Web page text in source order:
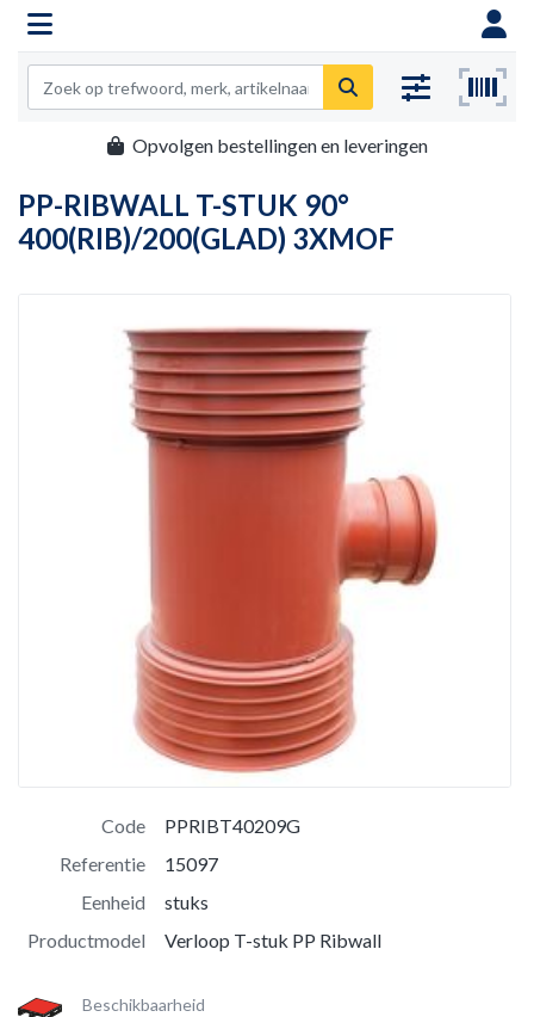
Opvolgen bestellingen en leveringen
PP-RIBWALL T-STUK 90°
400(RIB)/200(GLAD) 3XMOF
Code
PPRIBT40209G
Referentie
15097
Eenheid
stuks
Productmodel
Verloop T-stuk PP Ribwall
Beschikbaarheid